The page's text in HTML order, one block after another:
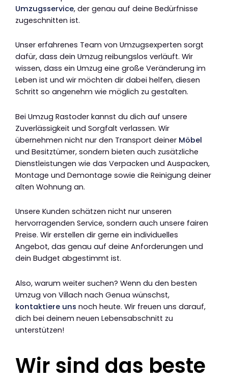
Umzugsservice, der genau auf deine Bedürfnisse
zugeschnitten ist.
Unser erfahrenes Team von Umzugsexperten sorgt
dafür, dass dein Umzug reibungslos verläuft. Wir
wissen, dass ein Umzug eine große Veränderung im
Leben ist und wir möchten dir dabei helfen, diesen
Schritt so angenehm wie möglich zu gestalten.
Bei Umzug Rastoder kannst du dich auf unsere
Zuverlässigkeit und Sorgfalt verlassen. Wir
übernehmen nicht nur den Transport deiner Möbel
und Besitztümer, sondern bieten auch zusätzliche
Dienstleistungen wie das Verpacken und Auspacken,
Montage und Demontage sowie die Reinigung deiner
alten Wohnung an.
Unsere Kunden schätzen nicht nur unseren
hervorragenden Service, sondern auch unsere fairen
Preise. Wir erstellen dir gerne ein individuelles
Angebot, das genau auf deine Anforderungen und
dein Budget abgestimmt ist.
Also, warum weiter suchen? Wenn du den besten
Umzug von Villach nach Genua wünschst,
kontaktiere uns noch heute. Wir freuen uns darauf,
dich bei deinem neuen Lebensabschnitt zu
unterstützen!
Wir sind das beste